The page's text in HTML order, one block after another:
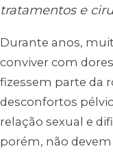
tratamentos e
Durante anos,
conviver com
fizessem parte da
desconfortos
relação sexual e
porém, não